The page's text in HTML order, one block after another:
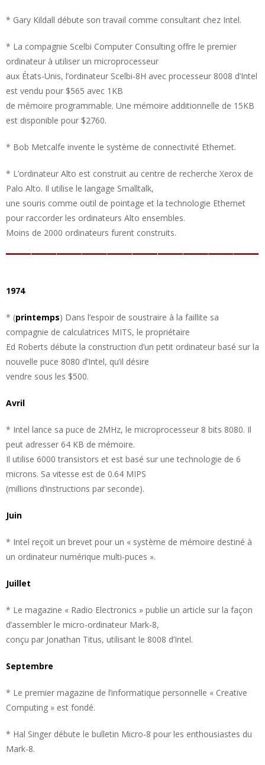
* Gary Kildall débute son travail comme consultant chez Intel.
* La compagnie Scelbi Computer Consulting offre le premier
ordinateur à utiliser un microprocesseur
aux États-Unis, l’ordinateur Scelbi-8H avec processeur 8008 d’Intel
est vendu pour $565 avec 1KB
de mémoire programmable. Une mémoire additionnelle de 15KB
est disponible pour $2760.
* Bob Metcalfe invente le système de connectivité Ethernet.
* L’ordinateur Alto est construit au centre de recherche Xerox de
Palo Alto. Il utilise le langage Smalltalk,
une souris comme outil de pointage et la technologie Ethernet
pour raccorder les ordinateurs Alto ensembles.
Moins de 2000 ordinateurs furent construits.
1974
* (printemps) Dans l’espoir de soustraire à la faillite sa
compagnie de calculatrices MITS, le propriétaire
Ed Roberts débute la construction d’un petit ordinateur basé sur la
nouvelle puce 8080 d’Intel, qu’il désire
vendre sous les $500.
Avril
* Intel lance sa puce de 2MHz, le microprocesseur 8 bits 8080. Il
peut adresser 64 KB de mémoire.
Il utilise 6000 transistors et est basé sur une technologie de 6
microns. Sa vitesse est de 0.64 MIPS
(millions d’instructions par seconde).
Juin
* Intel reçoit un brevet pour un « système de mémoire destiné à
un ordinateur numérique multi-puces ».
Juillet
* Le magazine « Radio Electronics » publie un article sur la façon
d’assembler le micro-ordinateur Mark-8,
conçu par Jonathan Titus, utilisant le 8008 d’Intel.
Septembre
* Le premier magazine de l’informatique personnelle « Creative
Computing » est fondé.
* Hal Singer débute le bulletin Micro-8 pour les enthousiastes du
Mark-8.